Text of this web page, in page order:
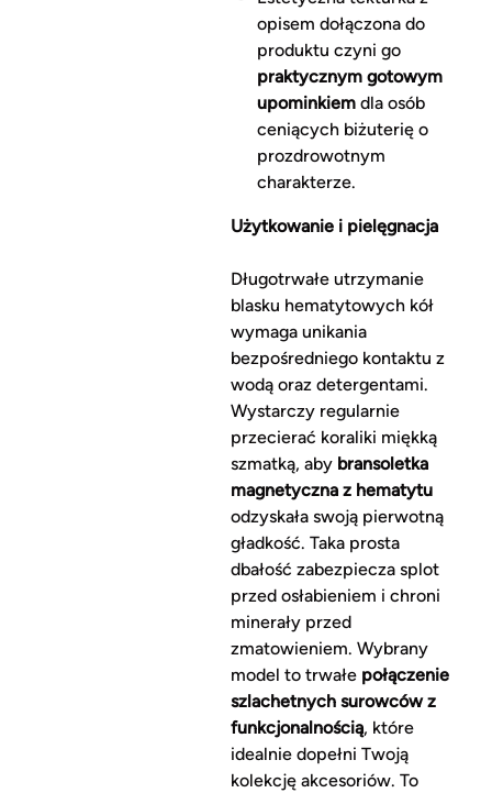
opisem dołączona do
produktu czyni go
praktycznym gotowym
upominkiemdla osób
ceniących biżuterię o
prozdrowotnym
charakterze.
Użytkowanie i pielęgnacja
Długotrwałe utrzymanie
blasku hematytowych kół
wymaga unikania
bezpośredniego kontaktu z
wodą oraz detergentami.
Wystarczy regularnie
przecierać koraliki miękką
szmatką, aby bransoletka
magnetyczna z hematytu
odzyskała swoją pierwotną
gładkość. Taka prosta
dbałość zabezpiecza splot
przed osłabieniem i chroni
minerały przed
zmatowieniem. Wybrany
model to trwałe połączenie
szlachetnych surowców z
funkcjonalnością, które
idealnie dopełni Twoją
kolekcję akcesoriów. To